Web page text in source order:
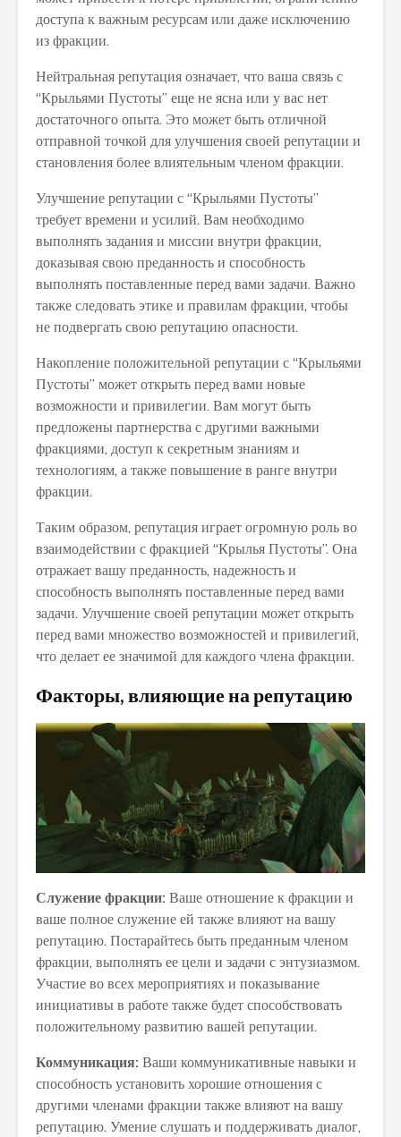
доступа к важным ресурсам или даже исключению
из фракции.
Нейтральная репутация означает, что ваша связь с
“Крыльями Пустоты” еще не ясна или у вас нет
достаточного опыта. Это может быть отличной
отправной точкой для улучшения своей репутации и
становления более влиятельным членом фракции.
Улучшение репутации с “Крыльями Пустоты”
требует времени и усилий. Вам необходимо
выполнять задания и миссии внутри фракции,
доказывая свою преданность и способность
выполнять поставленные перед вами задачи. Важно
также следовать этике и правилам фракции, чтобы
не подвергать свою репутацию опасности.
Накопление положительной репутации с “Крыльями
Пустоты” может открыть перед вами новые
возможности и привилегии. Вам могут быть
предложены партнерства с другими важными
фракциями, доступ к секретным знаниям и
технологиям, а также повышение в ранге внутри
фракции.
Таким образом, репутация играет огромную роль во
взаимодействии с фракцией “Крылья Пустоты”. Она
отражает вашу преданность, надежность и
способность выполнять поставленные перед вами
задачи. Улучшение своей репутации может открыть
перед вами множество возможностей и привилегий,
что делает ее значимой для каждого члена фракции.
Факторы, влияющие на репутацию
Служение фракции: Ваше отношение к фракции и
ваше полное служение ей также влияют на вашу
репутацию. Постарайтесь быть преданным членом
фракции, выполнять ее цели и задачи с энтузиазмом.
Участие во всех мероприятиях и показывание
инициативы в работе также будет способствовать
положительному развитию вашей репутации.
Коммуникация: Ваши коммуникативные навыки и
способность установить хорошие отношения с
другими членами фракции также влияют на вашу
репутацию. Умение слушать и поддерживать диалог,